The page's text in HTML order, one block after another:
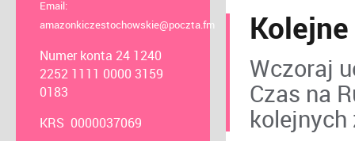
Email:
amazonkiczestochowskie@poczta.fm
Numer konta 24 1240
2252 1111 0000 3159
0183
KRS 0000037069
Wczoraj
Czas na